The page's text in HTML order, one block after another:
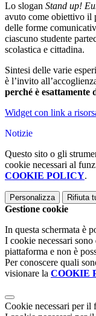
Lo slogan Stand up!
avuto come obiettivo il
delle forme
ciascuno studente
scolastica e cittadina.
Sintesi delle varie
è l’invito
perché è esattamente
Widget con link a
Notizie
Questo sito o gli
cookie necessari al
COOKIE POLICY.
Personalizza Rifiuta
Gestione cookie
In questa schermata è
I cookie necessari
piattaforma e non è
Per conoscere quali
visionare la COOKIE
Cookie necessari per il